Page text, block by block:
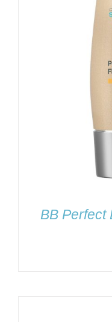
BB Perfect